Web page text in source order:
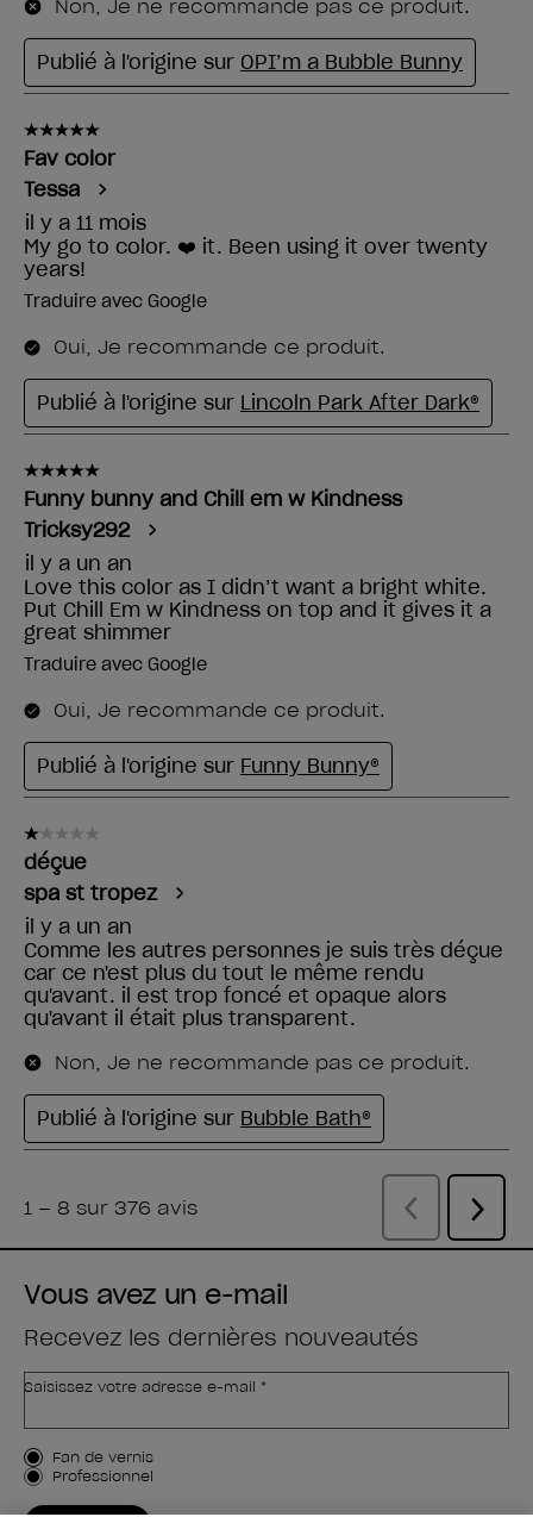
Vous avez un e-mail
Recevez les dernières nouveautés
Saisissez votre adresse e-mail *
Type de client
Fan de vernis
Professionnel